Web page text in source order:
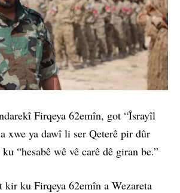
Firqeya 62emîn, got “Îsrayîl
xwe ya dawî li ser Qeterê pir dûr
“hesabê wê vê carê dê giran be.”
kir ku Firqeya 62emîn a Wezareta